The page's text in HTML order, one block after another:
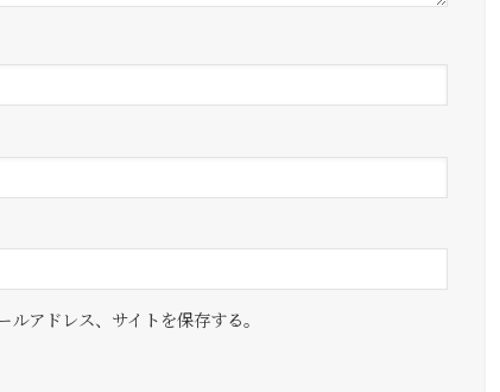
アドレス、サイトを保存する。